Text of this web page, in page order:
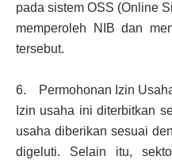
pada sistem OSS (Online
memperoleh NIB dan
tersebut.
6. Permohonan Izin
Izin usaha ini diterbitkan
usaha diberikan sesuai
digeluti. Selain itu,